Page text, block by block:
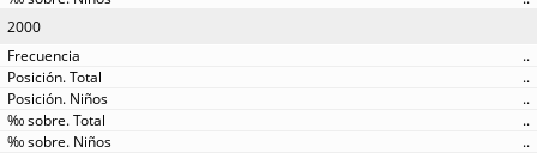
2000
..
..
..
..
..